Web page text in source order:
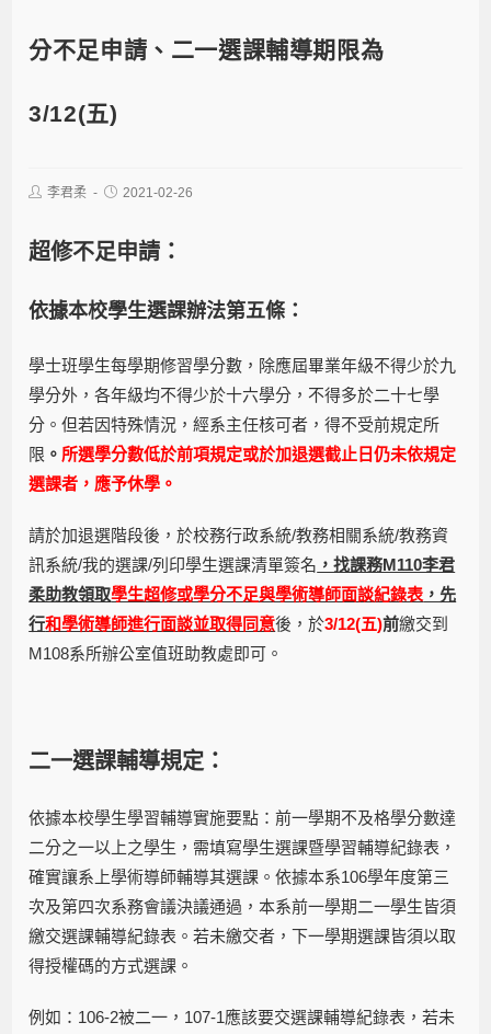
分不足申請、二一選課輔導期限為
3/12(五)
李君柔 2021-02-26
超修不足申請：
依據本校學生選課辦法第五條：
學士班學生每學期修習學分數，除應屆畢業年級不得少於九
學分外，各年級均不得少於十六學分，不得多於二十七學
分。但若因特殊情況，經系主任核可者，得不受前規定所
限 。 所選學分數低於前項規定或於加退選截止日仍未依規定
選課者，應予休學。
請於加退選階段後，於校務行政系統/教務相關系統/教務資
訊系統/我的選課/列印學生選課清單簽名 ，找課務M110李君
柔助教領取學生超修或學分不足與學術導師面談紀錄表 ，先
行和學術導師進行面談並取得同意後，於3/12(五)前繳交到
M108系所辦公室值班助教處即可。
二一選課輔導規定：
依據本校學生學習輔導實施要點：前一學期不及格學分數達
二分之一以上之學生，需填寫學生選課暨學習輔導紀錄表，
確實讓系上學術導師輔導其選課。依據本系106學年度第三
次及第四次系務會議決議通過，本系前一學期二一學生皆須
繳交選課輔導紀錄表。若未繳交者，下一學期選課皆須以取
得授權碼的方式選課。
例如：106-2被二一，107-1應該要交選課輔導紀錄表，若未